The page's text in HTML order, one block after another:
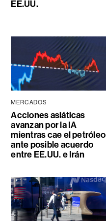
EE.UU.
MERCADOS
Acciones asiáticas
avanzan por la IA
mientras cae el petróleo
ante posible acuerdo
entre EE.UU. e Irán